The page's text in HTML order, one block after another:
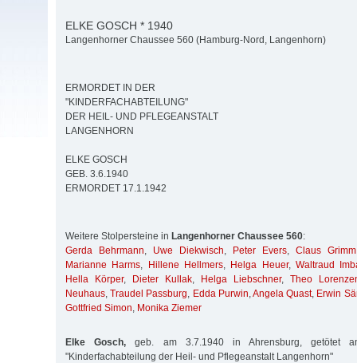
ELKE GOSCH * 1940
Langenhorner Chaussee 560 (Hamburg-Nord, Langenhorn)
ERMORDET IN DER
"KINDERFACHABTEILUNG"
DER HEIL- UND PFLEGEANSTALT
LANGENHORN
ELKE GOSCH
GEB. 3.6.1940
ERMORDET 17.1.1942
Weitere Stolpersteine in Langenhorner Chaussee 560:
Gerda Behrmann, Uwe Diekwisch, Peter Evers, Claus Grimm
Marianne Harms, Hillene Hellmers, Helga Heuer,Waltraud
Hella Körper, Dieter Kullak, Helga Liebschner, Theo
Neuhaus,Traudel Passburg, Edda Purwin,Angela Quast, Erwin
Gottfried Simon, Monika Ziemer
Elke Gosch, geb. am 3.7.1940 in Ahrensburg, getötet
"Kinderfachabteilung der Heil- und Pflegeanstalt Langenhorn"